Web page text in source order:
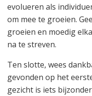
evolueren als
om mee te groeien.
groeien en moedig
na te streven.
Ten slotte, wees
gevonden op het
gezicht is iets